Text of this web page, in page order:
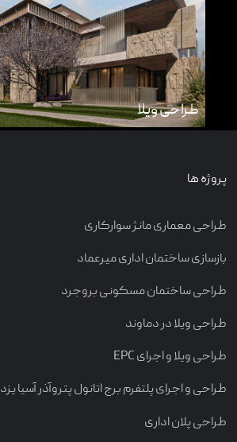
طراحی ویلا
پروژه ها
طراحی معماری مانژ سوارکاری
بازسازی ساختمان اداری میرعماد
طراحی ساختمان مسکونی بروجرد
طراحی ویلا در دماوند
طراحی ویلا و اجرای EPC
طراحی و اجرای پلتفرم برج اتانول پتروآذر آسیا یزد
طراحی پلان اداری